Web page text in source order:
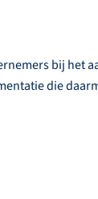
bij het
die